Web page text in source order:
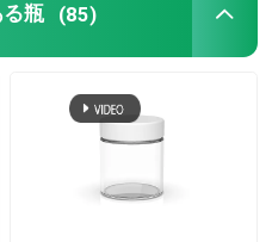
瓶 (85)